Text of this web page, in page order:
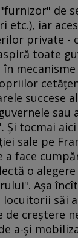
de
etc.), iar
private -
toate
în
succese
sau
Şi tocmai
sale pe
a face
o
Aşa
locuitorii săi
de creştere
a-şi